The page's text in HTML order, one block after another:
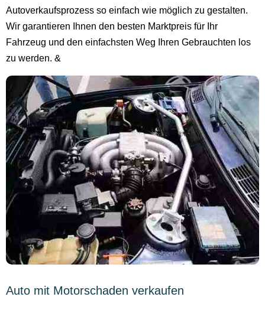
Autoverkaufsprozess so einfach wie möglich zu gestalten.
Wir garantieren Ihnen den besten Marktpreis für Ihr
Fahrzeug und den einfachsten Weg Ihren Gebrauchten los
zu werden. &
Auto mit Motorschaden verkaufen